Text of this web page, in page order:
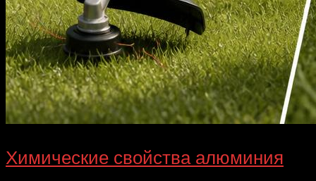
Химические свойства алюминия